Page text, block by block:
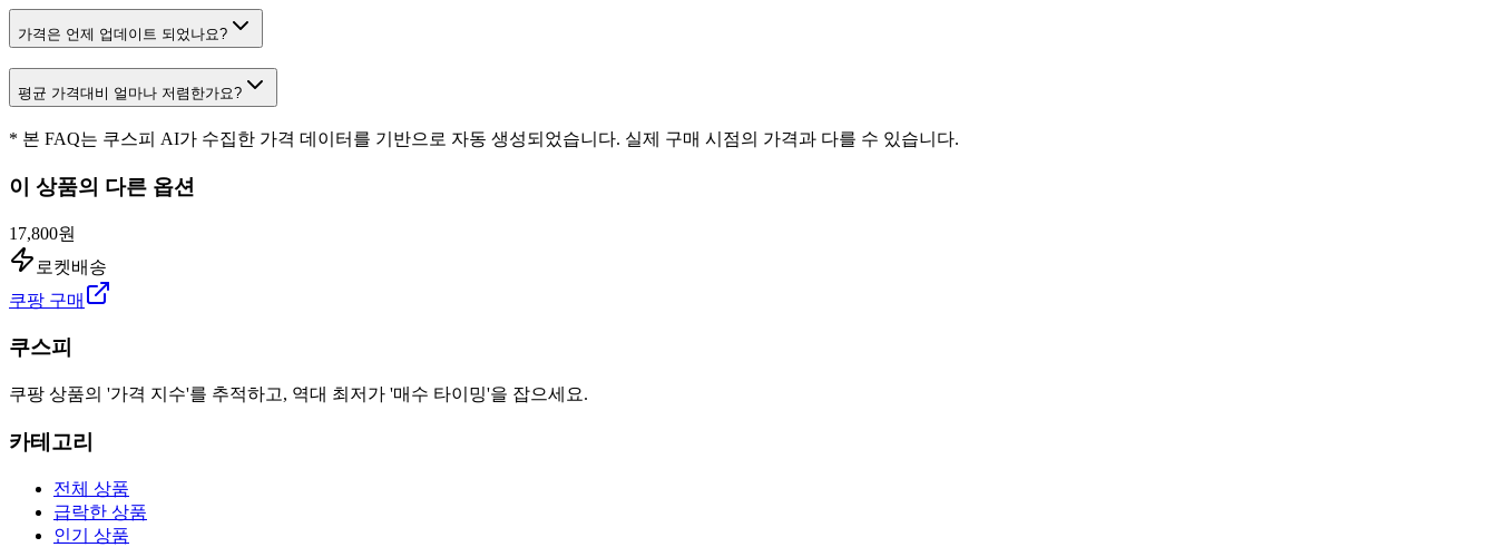
가격은 언제 업데이트 되었나요?
평균 가격대비 얼마나 저렴한가요?
* 본 FAQ는 쿠스피 AI가 수집한 가격 데이터를 기반으로 자동 생성되었습니다. 실제 구매 시점의 가격과 다를 수 있습니다.
이 상품의 다른 옵션
17,800원
로켓배송
쿠팡 구매
쿠스피
쿠팡 상품의 '가격 지수'를 추적하고, 역대 최저가 '매수 타이밍'을 잡으세요.
카테고리
전체 상품
급락한 상품
인기 상품